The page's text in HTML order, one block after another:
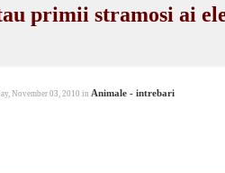
primii stramosi ai
November 03, 2010 in Animale - intrebari